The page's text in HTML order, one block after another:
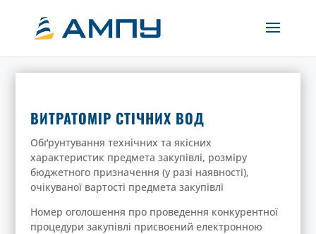
ВИТРАТОМІР СТІЧНИХ ВОД
Обґрунтування технічних та якісних
характеристик предмета закупівлі, розміру
бюджетного призначення (у разі наявності),
очікуваної вартості предмета закупівлі
Номер оголошення про проведення конкурентної
процедури закупівлі присвоєний електронною